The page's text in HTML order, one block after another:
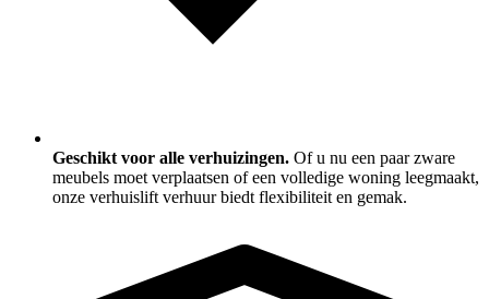
Geschikt voor alle verhuizingen. Of u nu een paar zware
meubels moet verplaatsen of een volledige woning leegmaakt,
onze verhuislift verhuur biedt flexibiliteit en gemak.